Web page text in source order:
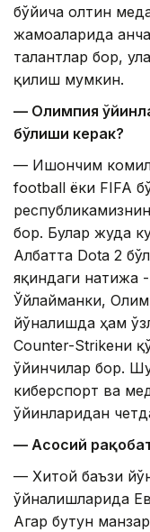
бўйича олтин
жамоаларида
талантлар бор,
қилиш мумкин.
— Олимпия
бўлиши керак?
— Ишончим
football ёки FIFA
бор. Булар жуда
Албатта Dota 2
яқиндаги натижа
Ўйлайманки,
йўналишда ҳам
Counter-Strikeни
ўйинчилар бор.
киберспорт ва
ўйинларидан
— Асосий
— Хитой баъзи
ўйналишларида
Агар бутун